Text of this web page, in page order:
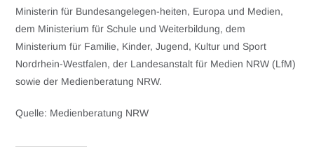
Ministerin für Bundesangelegen-heiten, Europa und Medien,
dem Ministerium für Schule und Weiterbildung, dem
Ministerium für Familie, Kinder, Jugend, Kultur und Sport
Nordrhein-Westfalen, der Landesanstalt für Medien NRW (LfM)
sowie der Medienberatung NRW.
Quelle: Medienberatung NRW